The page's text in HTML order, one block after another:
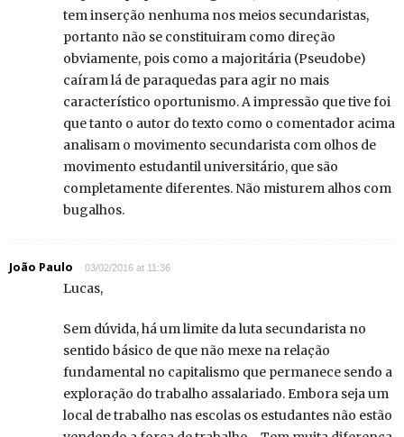
tem inserção nenhuma nos meios secundaristas,
portanto não se constituiram como direção
obviamente, pois como a majoritária (Pseudobe)
caíram lá de paraquedas para agir no mais
característico oportunismo. A impressão que tive foi
que tanto o autor do texto como o comentador acima
analisam o movimento secundarista com olhos de
movimento estudantil universitário, que são
completamente diferentes. Não misturem alhos com
bugalhos.
João Paulo 03/02/2016 at 11:36
Lucas,
Sem dúvida, há um limite da luta secundarista no
sentido básico de que não mexe na relação
fundamental no capitalismo que permanece sendo a
exploração do trabalho assalariado. Embora seja um
local de trabalho nas escolas os estudantes não estão